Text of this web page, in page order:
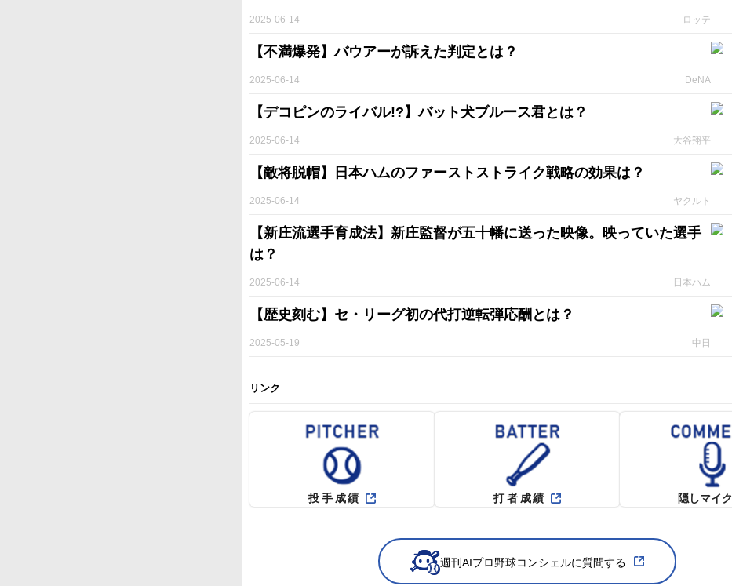
ロッテ
2025-06-14
【不満爆発】バウアーが訴えた判定とは？
DeNA
2025-06-14
【デコピンのライバル!?】バット犬ブルース君とは？
大谷翔平
2025-06-14
【敵将脱帽】日本ハムのファーストストライク戦略の効果は？
ヤクルト
2025-06-14
【新庄流選手育成法】新庄監督が五十幡に送った映像。映っていた選手
は？
日本ハム
2025-06-14
【歴史刻む】セ・リーグ初の代打逆転弾応酬とは？
中日
2025-05-19
リンク
投手成績 打者成績 隠しマイク
週刊AIプロ野球コンシェルに質問する